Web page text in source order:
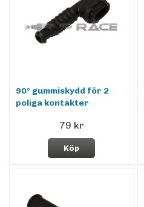
90° gummiskydd för 2
poliga kontakter
79 kr
Köp